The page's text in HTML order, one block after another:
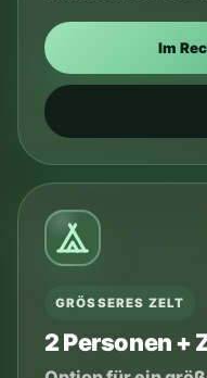
Im
GRÖSSERES ZELT
2 Personen +